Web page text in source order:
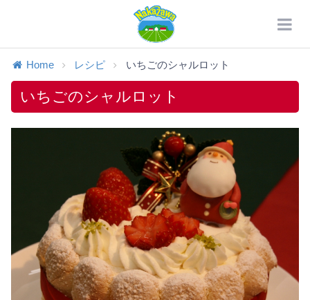
Home レシピ いちごのシャルロット
いちごのシャルロット